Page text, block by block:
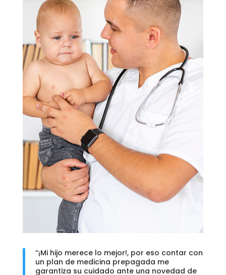
“¡Mi hijo merece lo mejor!, por eso contar con
un plan de medicina prepagada me
garantiza su cuidado ante una novedad de